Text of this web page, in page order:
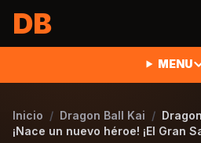
DB
MENU
Inicio / Dragon Ball Kai /
¡Nace un nuevo héroe! ¡El Gran